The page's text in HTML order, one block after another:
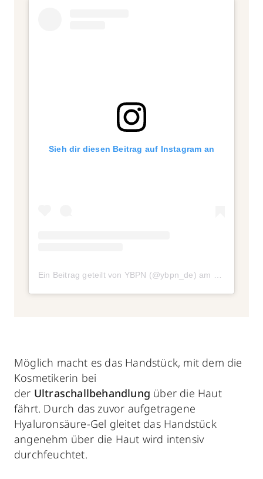
Sieh dir diesen Beitrag auf Instagram an
Ein Beitrag geteilt von YBPN (@ybpn_de) am
Möglich macht es das Handstück, mit dem die
Kosmetikerin bei
der Ultraschallbehandlung über die Haut
fährt. Durch das zuvor aufgetragene
Hyaluronsäure-Gel gleitet das Handstück
angenehm über die Haut wird intensiv
durchfeuchtet.